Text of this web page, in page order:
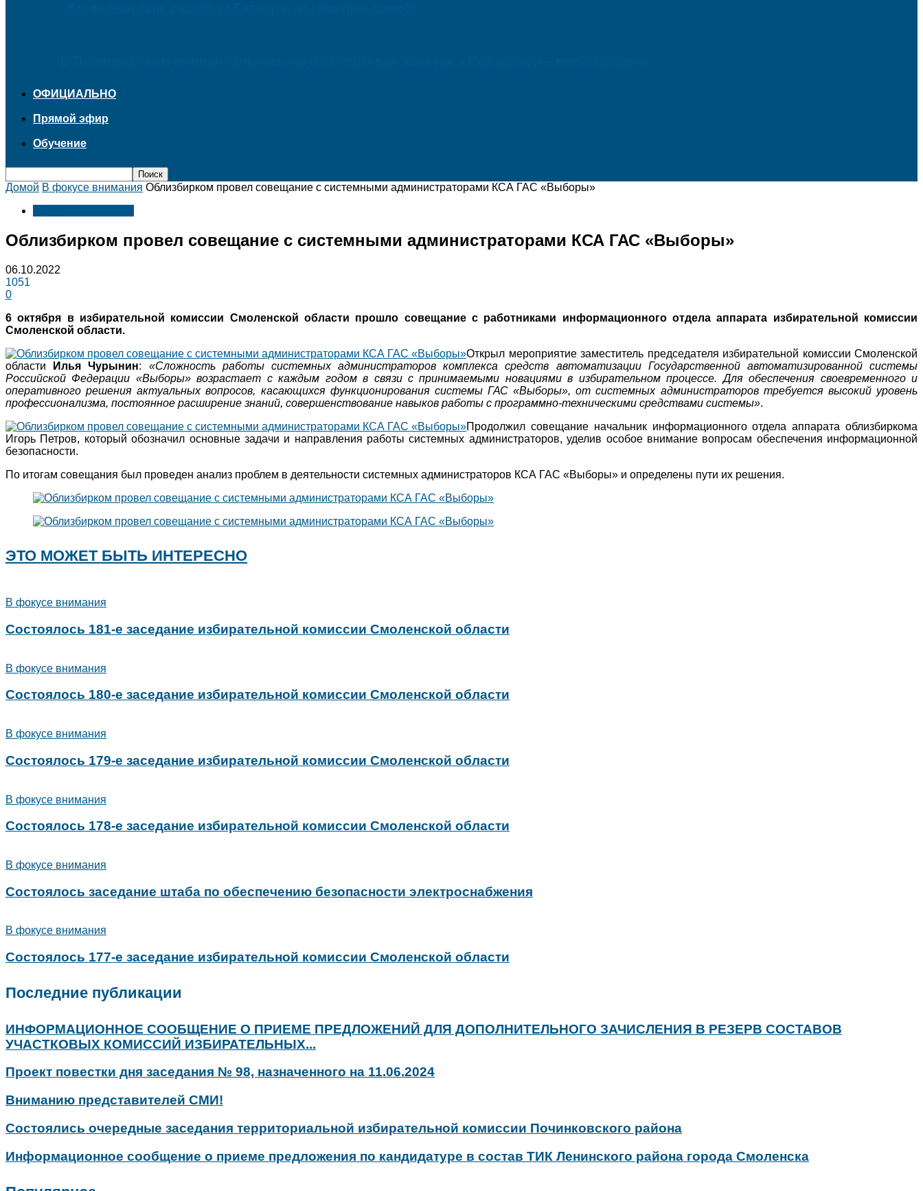
ОФИЦИАЛЬНО
Прямой эфир
Обучение
Домой В фокусе внимания Облизбирком провел совещание с системными администраторами КСА ГАС «Выборы»
Облизбирком провел совещание с системными администраторами КСА ГАС «Выборы»
06.10.2022
1051
0
6 октября в избирательной комиссии Смоленской области прошло совещание с работниками информационного отдела аппарата избирательной комиссии
Смоленской области.
Открыл мероприятие заместитель председателя избирательной комиссии Смоленской
области
Илья Чурынин: «Сложность работы системных администраторов комплекса средств автоматизации Государственной автоматизированной системы
Российской Федерации «Выборы» возрастает с каждым годом в связи с принимаемыми новациями в избирательном процессе. Для обеспечения своевременного и
оперативного решения актуальных вопросов, касающихся функционирования системы ГАС «Выборы», от системных администраторов требуется высокий уровень
профессионализма, постоянное расширение знаний, совершенствование навыков работы с программно-техническими средствами системы».
Продолжил совещание начальник информационного отдела аппарата облизбиркома
Игорь Петров, который обозначил основные задачи и направления работы системных администраторов, уделив особое внимание вопросам обеспечения информационной
безопасности.
По итогам совещания был проведен анализ проблем в деятельности системных администраторов КСА ГАС «Выборы» и определены пути их решения.
ЭТО МОЖЕТ БЫТЬ ИНТЕРЕСНО
В фокусе внимания
Состоялось 181-е заседание избирательной комиссии Смоленской области
В фокусе внимания
Состоялось 180-е заседание избирательной комиссии Смоленской области
В фокусе внимания
Состоялось 179-е заседание избирательной комиссии Смоленской области
В фокусе внимания
Состоялось 178-е заседание избирательной комиссии Смоленской области
В фокусе внимания
Состоялось заседание штаба по обеспечению безопасности электроснабжения
В фокусе внимания
Состоялось 177-е заседание избирательной комиссии Смоленской области
Последние публикации
ИНФОРМАЦИОННОЕ СООБЩЕНИЕ О ПРИЕМЕ ПРЕДЛОЖЕНИЙ ДЛЯ ДОПОЛНИТЕЛЬНОГО ЗАЧИСЛЕНИЯ В РЕЗЕРВ СОСТАВОВ
УЧАСТКОВЫХ КОМИССИЙ ИЗБИРАТЕЛЬНЫХ...
Проект повестки дня заседания № 98, назначенного на 11.06.2024
Вниманию представителей СМИ!
Состоялись очередные заседания территориальной избирательной комиссии Починковского района
Информационное сообщение о приеме предложения по кандидатуре в состав ТИК Ленинского района города Смоленска